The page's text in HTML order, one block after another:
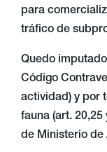
para
tráfico de
Quedo
Código
actividad) y por
fauna (art. 20,25
de Ministerio de